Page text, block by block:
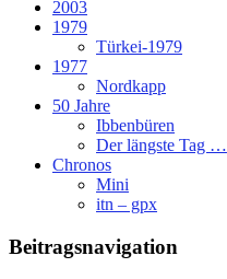
2003
1979
Türkei-1979
1977
Nordkapp
50 Jahre
Ibbenbüren
Der längste Tag …
Chronos
Mini
itn – gpx
Beitragsnavigation